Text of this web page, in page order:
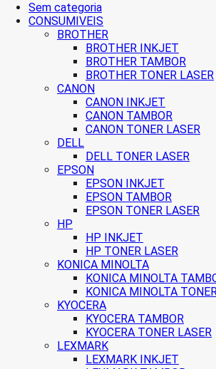
Sem categoria
CONSUMIVEIS
BROTHER
BROTHER INKJET
BROTHER TAMBOR
BROTHER TONER LASER
CANON
CANON INKJET
CANON TAMBOR
CANON TONER LASER
DELL
DELL TONER LASER
EPSON
EPSON INKJET
EPSON TAMBOR
EPSON TONER LASER
HP
HP INKJET
HP TONER LASER
KONICA MINOLTA
KONICA MINOLTA
KONICA MINOLTA
KYOCERA
KYOCERA TAMBOR
KYOCERA TONER LASER
LEXMARK
LEXMARK INKJET